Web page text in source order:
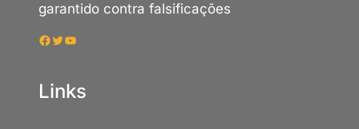
garantido contra falsificações
Facebook Twitter Youtube
Links